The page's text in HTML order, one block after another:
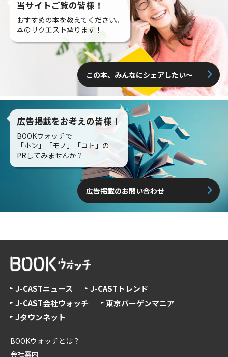
当サイトご覧の皆様！
おすすめの本を教えてください。
本のリクエスト承ります！
この本、みんなにシェアしたい〜
広告掲載をお考えの皆様！
BOOKウォッチで
「ホン」「モノ」「コト」の
PRしてみませんか？
広告掲載のお問い合わせ
J-CASTニュース
J-CASTトレンド
J-CAST会社ウォッチ
東京バーゲンマニア
Jタウンネット
BOOKウォッチとは？
会社案内